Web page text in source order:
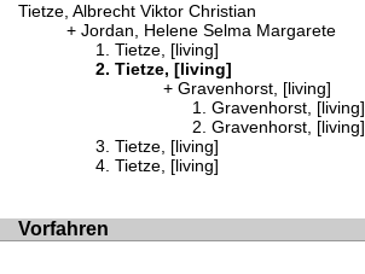
Tietze, Albrecht Viktor Christian
Jordan, Helene Selma Margarete
Tietze, [living]
Tietze, [living]
Gravenhorst, [living]
Gravenhorst, [living]
Gravenhorst, [living]
Tietze, [living]
Tietze, [living]
Vorfahren